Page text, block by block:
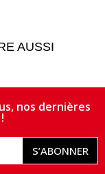
AUSSI
nos dernières
S’ABONNER